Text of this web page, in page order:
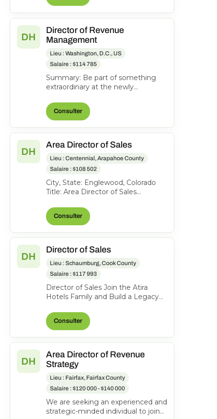
DH
Director of Revenue
Management
Lieu : Washington, D.C., US
Salaire : $114 785
Summary: Be part of something
extraordinary at the newly
Washington on Capitol Hill-an
iconi...
Consulter
DH
Area Director of Sales
Lieu : Centennial, Arapahoe County
Salaire : $108 502
City, State: Englewood, Colorado
Title: Area Director of Sales
Exempt Status: F ull-time...
Consulter
DH
Director of Sales
Lieu : Schaumburg, Cook County
Salaire : $117 993
Director of Sales Join the Atira
Hotels Family and Build a Legacy
Place Schaumbu...
Consulter
DH
Area Director of Revenue
Strategy
Lieu : Fairfax, Fairfax County
Salaire : $120 000 - $140 000
We are seeking an experienced and
strategic-minded individual to join